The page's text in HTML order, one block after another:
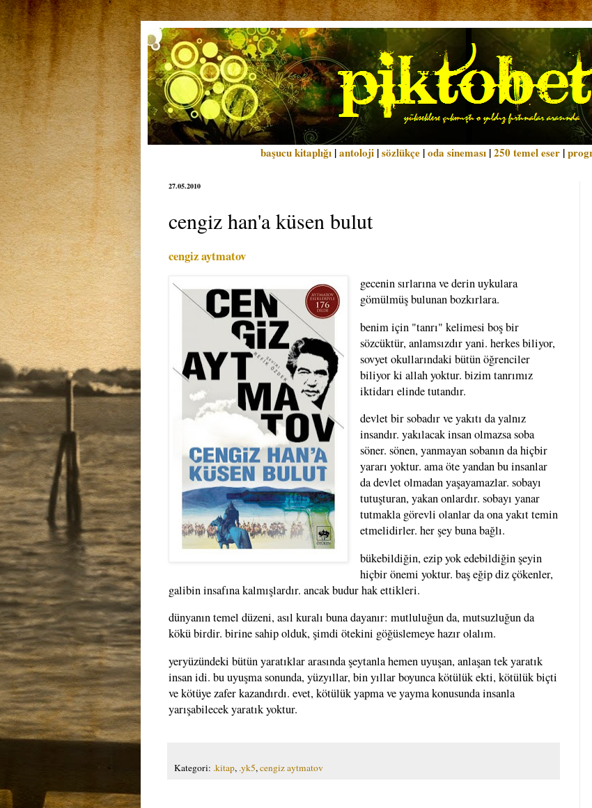
başucu kitaplığı |antoloji |sözlükçe |oda sineması |250 temel eser |
27.05.2010
cengiz han'a küsen bulut
cengiz aytmatov
gecenin sırlarına ve derin uykulara
gömülmüş bulunan bozkırlara.
benim için "tanrı" kelimesi boş bir
sözcüktür, anlamsızdır yani. herkes biliyor,
sovyet okullarındaki bütün öğrenciler
biliyor ki allah yoktur. bizim tanrımız
iktidarı elinde tutandır.
devlet bir sobadır ve yakıtı da yalnız
insandır. yakılacak insan olmazsa soba
söner. sönen, yanmayan sobanın da hiçbir
yararı yoktur. ama öte yandan bu insanlar
da devlet olmadan yaşayamazlar. sobayı
tutuşturan, yakan onlardır. sobayı yanar
tutmakla görevli olanlar da ona yakıt temin
etmelidirler. her şey buna bağlı.
bükebildiğin, ezip yok edebildiğin şeyin
hiçbir önemi yoktur. baş eğip diz çökenler,
galibin insafına kalmışlardır. ancak budur hak ettikleri.
dünyanın temel düzeni, asıl kuralı buna dayanır: mutluluğun da, mutsuzluğun da
kökü birdir. birine sahip olduk, şimdi ötekini göğüslemeye hazır olalım.
yeryüzündeki bütün yaratıklar arasında şeytanla hemen uyuşan, anlaşan tek yaratık
insan idi. bu uyuşma sonunda, yüzyıllar, bin yıllar boyunca kötülük ekti, kötülük biçti
ve kötüye zafer kazandırdı. evet, kötülük yapma ve yayma konusunda insanla
yarışabilecek yaratık yoktur.
Kategori: .kitap, .yk5,cengiz aytmatov